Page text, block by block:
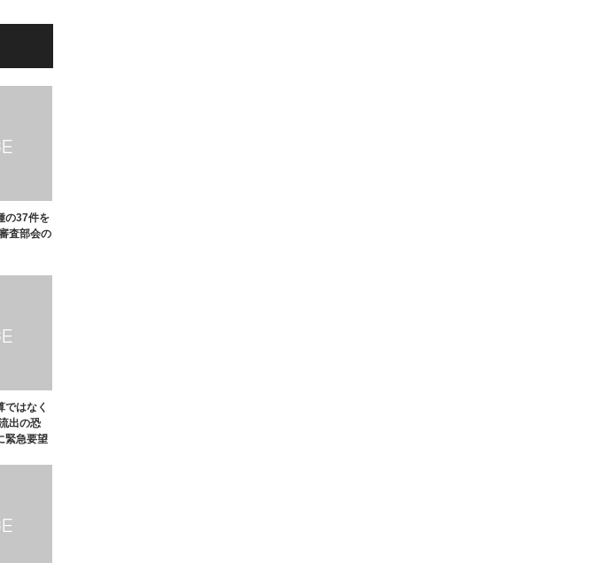
の37件を
査部会の
ではなく
出の恐
緊急要望